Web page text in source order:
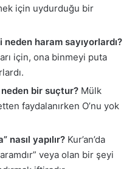
için uydurduğu bir
neden haram sayıyorlardı?
için, ona binmeyi puta
neden bir suçtur? Mülk
faydalanırken O’nu yok
nasıl yapılır? Kur’an’da
veya olan bir şeyi